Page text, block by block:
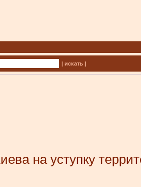
| искать |
на уступку